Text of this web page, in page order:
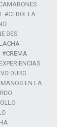
CEBOLLA
DES
CREMA
EXPERIENCIAS
DURO
EN LA